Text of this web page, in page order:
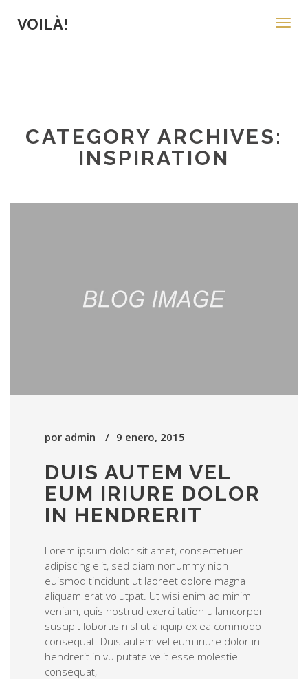
VOILÀ!
CATEGORY ARCHIVES:
INSPIRATION
por admin 9 enero, 2015
DUIS AUTEM VEL
EUM IRIURE DOLOR
IN HENDRERIT
Lorem ipsum dolor sit amet, consectetuer
adipiscing elit, sed diam nonummy nibh
euismod tincidunt ut laoreet dolore magna
aliquam erat volutpat. Ut wisi enim ad minim
veniam, quis nostrud exerci tation ullamcorper
suscipit lobortis nisl ut aliquip ex ea commodo
consequat. Duis autem vel eum iriure dolor in
hendrerit in vulputate velit esse molestie
consequat,